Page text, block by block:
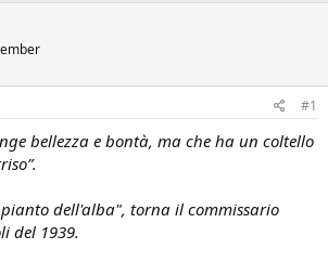
#1
bellezza e bontà, ma che ha un coltello
dell'alba", torna il commissario
del 1939.